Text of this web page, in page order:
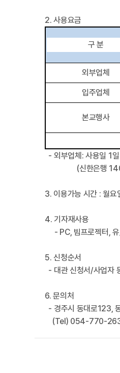
2.사용요금
구 분
외부업체
입주업체
본교행사
- 외부업체: 사용일 1
(신한은행
3. 이용가능 시간 :월요
4. 기자재사용
- PC, 빔프로젝터 , 유
5. 신청순서
- 대관 신청서/사업자
6. 문의처
- 경주시 동대로123,
(Tel) 054-770-